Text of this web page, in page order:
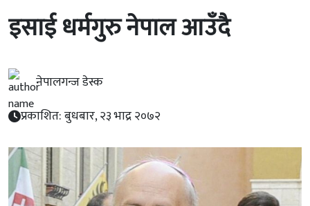
इसाई धर्मगुरु नेपाल आउँदै
नेपालगन्ज डेस्क
प्रकाशित: बुधबार, २३ भाद्र २०७२